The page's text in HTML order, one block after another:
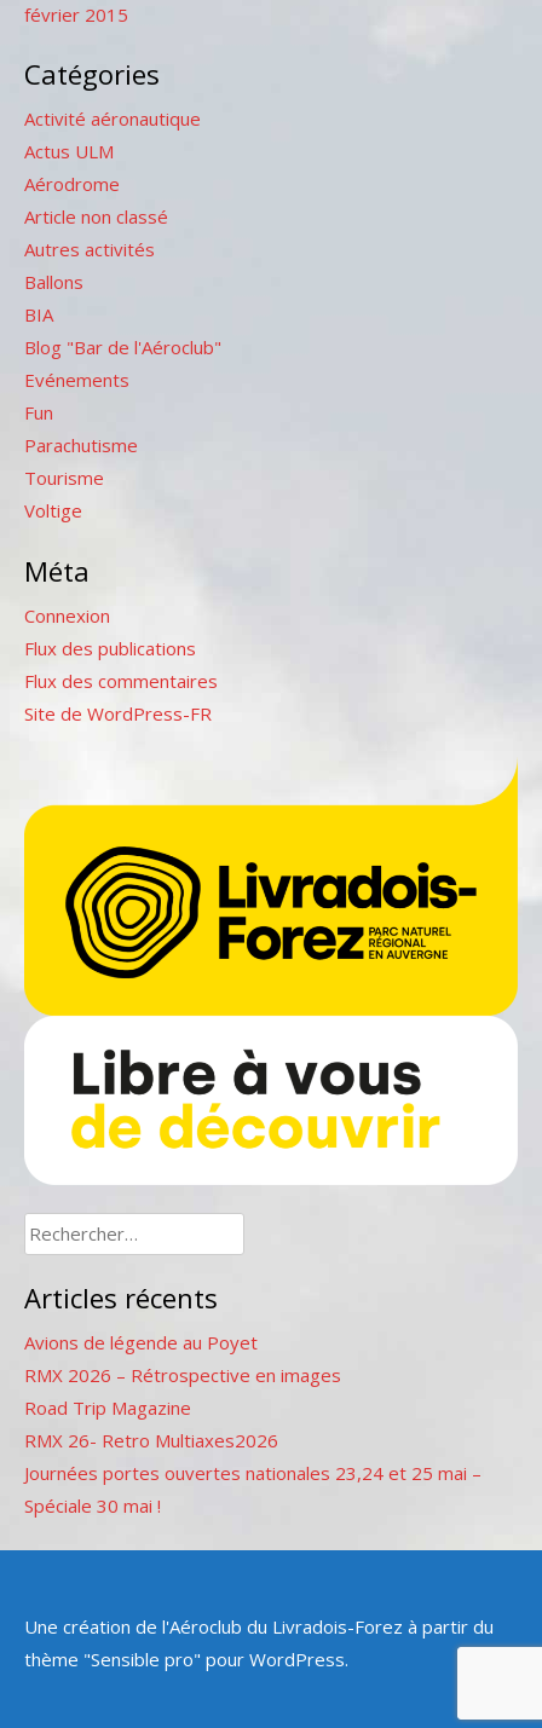
février 2015
Catégories
Activité aéronautique
Actus ULM
Aérodrome
Article non classé
Autres activités
Ballons
BIA
Blog "Bar de l'Aéroclub"
Evénements
Fun
Parachutisme
Tourisme
Voltige
Méta
Connexion
Flux des publications
Flux des commentaires
Site de WordPress-FR
Rechercher :
Articles récents
Avions de légende au Poyet
RMX 2026 – Rétrospective en images
Road Trip Magazine
RMX 26- Retro Multiaxes2026
Journées portes ouvertes nationales 23,24 et 25 mai –
Spéciale 30 mai !
Une création de l'Aéroclub du Livradois-Forez à partir du
thème "Sensible pro" pour WordPress.